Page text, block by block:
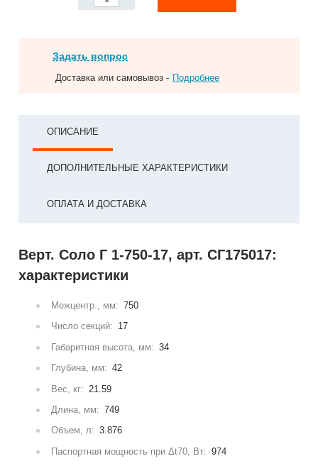
Задать вопрос
Доставка или самовывоз - Подробнее
ОПИСАНИЕ
ДОПОЛНИТЕЛЬНЫЕ ХАРАКТЕРИСТИКИ
ОПЛАТА И ДОСТАВКА
Верт. Соло Г 1-750-17, арт. СГ175017:
характеристики
Межцентр., мм: 750
Число секций: 17
Габаритная высота, мм: 34
Глубина, мм: 42
Вес, кг: 21.59
Длина, мм: 749
Объем, л: 3.876
Паспортная мощность при Δt70, Вт: 974